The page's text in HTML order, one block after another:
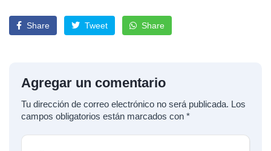
Share Tweet Share
Agregar un comentario
Tu dirección de correo electrónico no será publicada. Los
campos obligatorios están marcados con *